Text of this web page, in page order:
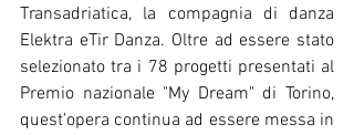
Transadriatica, la compagnia di danza
Elektra eTir Danza. Oltre ad essere stato
selezionato tra i 78 progetti presentati al
Premio nazionale "My Dream" di Torino,
quest’opera continua ad essere messa in